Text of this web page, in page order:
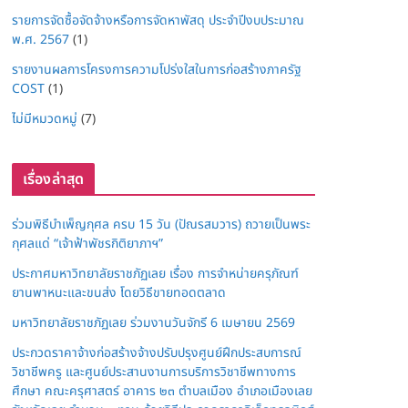
รายการจัดซื้อจัดจ้างหรือการจัดหาพัสดุ ประจำปีงบประมาณ
พ.ศ. 2567(1)
รายงานผลการโครงการความโปร่งใสในการก่อสร้างภาครัฐ
COST(1)
ไม่มีหมวดหมู่ (7)
เรื่องล่าสุด
ร่วมพิธีบำเพ็ญกุศล ครบ 15 วัน (ปัณรสมวาร) ถวายเป็นพระ
กุศลแด่ “เจ้าฟ้าพัชรกิติยาภาฯ”
ประกาศมหาวิทยาลัยราชภัฏเลย เรื่อง การจำหน่ายครุภัณฑ์
ยานพาหนะและขนส่ง โดยวิธีขายทอดตลาด
มหาวิทยาลัยราชภัฏเลย ร่วมงานวันจักรี 6 เมษายน 2569
ประกวดราคาจ้างก่อสร้างจ้างปรับปรุงศูนย์ฝึกประสบการณ์
วิชาชีพครู และศูนย์ประสานงานการบริการวิชาชีพทางการ
ศึกษา คณะครุศาสตร์ อาคาร ๒๓ ตำบลเมือง อำเภอเมืองเลย